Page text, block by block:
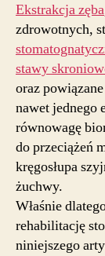
Ekstrakcja zęba
zdrowotnych,
stawy
oraz
nawet jednego
równowagę
do przeciążeń
kręgosłupa
żuchwy.
Właśnie
rehabilitację
niniejszego